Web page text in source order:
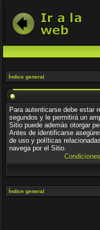
Índice general
Para autenticarse debe estar
segundos y le permitirá un
Sitio puede además otorgar
Antes de identificarse
de uso y políticas
navega por el Sitio.
Índice general